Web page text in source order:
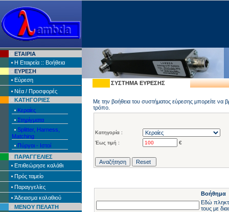
EΤΑΙΡΙΑ
H Eταιρεία :: Bοήθεια
ΕΥΡΕΣΗ
Eύρεση
Nέα / Προσφορές
ΚΑΤΗΓΟΡΙΕΣ
Κεραίες
Στηρίγματα
Splitter, Harness,
Matching
Πύργοι - Ιστοί
ΠΑΡΑΓΓΕΛΙΕΣ
Eπιθεώρησε καλάθι
Πρός ταμείο
Παραγγελίες
Άδειασμα καλαθιού
ΜΕΝΟΥ ΠΕΛΑΤΗ
ΣΥΣΤΗΜΑ ΕΥΡΕΣΗΣ
Με την βοήθεια του συστήματος εύρεσης μπορείτε να
τρόπο.
Kατηγορία :
Έως τιμή :
€
Bοήθημα
Εδώ
τους με